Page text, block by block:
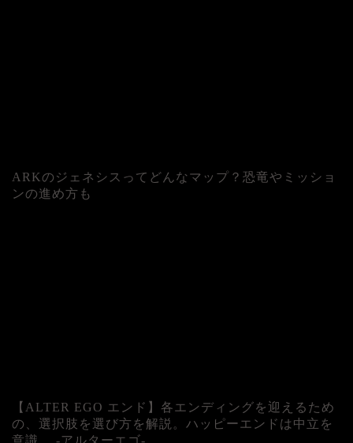
ARKのジェネシスってどんなマップ？恐竜やミッショ
ンの進め方も
【ALTER EGO エンド】各エンディングを迎えるため
の、選択肢を選び方を解説。ハッピーエンドは中立を
意識。 -アルターエゴ-